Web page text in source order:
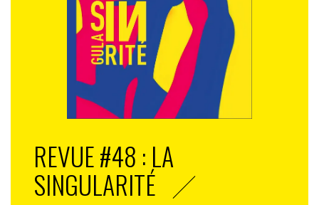
REVUE #48 : LA
SINGULARITÉ